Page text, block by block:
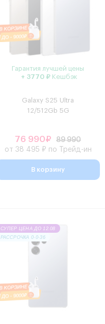
Гарантия лучшей цены
+ 3770 ₽ Кешбэк
Galaxy S25 Ultra
12/512Gb 5G
76 990₽
89 990
от 38 495 ₽ по Трейд-ин
В корзину
СУПЕР ЦЕНА ДО 12.08
РАССРОЧКА 0·0·36